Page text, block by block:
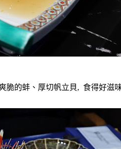
的蚌、厚切帆立貝, 食得好滋